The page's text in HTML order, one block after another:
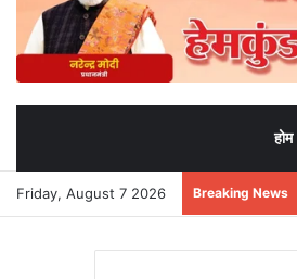
होम
Friday, August 7 2026 Breaking News